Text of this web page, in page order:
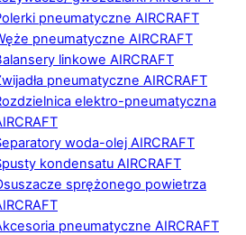
pneumatyczne AIRCRAFT
pneumatyczne AIRCRAFT
linkowe AIRCRAFT
pneumatyczne AIRCRAFT
elektro-pneumatyczna
woda-olej AIRCRAFT
kondensatu AIRCRAFT
sprężonego powietrza
pneumatyczne AIRCRAFT